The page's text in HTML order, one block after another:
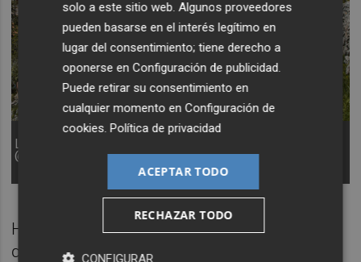
La MiM, en su llegada a Xodos. Foto:
@lluernacreacio/ASICS Penyagolosa Trails
Huelga decir que en Culla pasa lo mismo
que en los tres municipios anteriores.
solo a este sitio web. Algunos proveedores
pueden basarse en el interés legítimo en
lugar del consentimiento; tiene derecho a
oponerse enConfiguración de publicidad
Puede retirar su consentimiento en
cualquier momento enConfiguración de
cookies .Política de privacidad
ACEPTAR TODO
RECHAZAR TODO
CONFIGURAR